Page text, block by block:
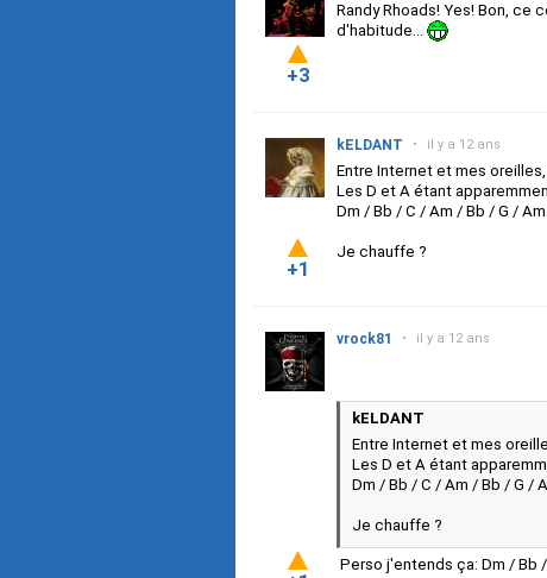
Randy Rhoads! Yes! Bon, ce
d'habitude...
+3
kELDANT • il y a 12 ans
Entre Internet et mes
Les D et A étant
Dm / Bb / C / Am / Bb / G / Am
Je chauffe ?
+1
vrock81 • il y a 12 ans
kELDANT
Entre Internet et mes
Les D et A étant
Dm / Bb / C / Am / Bb / G /
Je chauffe ?
Perso j'entends ça: Dm / Bb